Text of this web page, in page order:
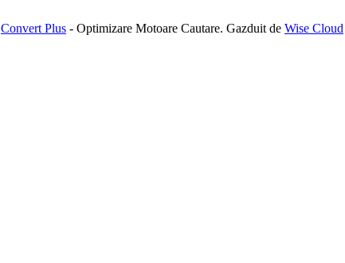
Convert Plus - Optimizare Motoare Cautare. Gazduit de Wise Cloud